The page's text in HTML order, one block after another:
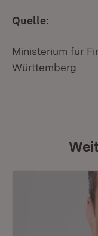
Quelle:
Ministerium für
Württemberg